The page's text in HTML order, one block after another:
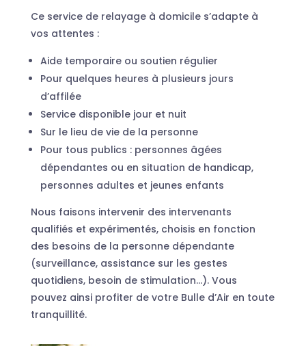
Ce service de relayage à domicile s’adapte à
vos attentes :
Aide temporaire ou soutien régulier
Pour quelques heures à plusieurs jours
d’affilée
Service disponible jour et nuit
Sur le lieu de vie de la personne
Pour tous publics : personnes âgées
dépendantes ou en situation de handicap,
personnes adultes et jeunes enfants
Nous faisons intervenir des intervenants
qualifiés et expérimentés, choisis en fonction
des besoins de la personne dépendante
(surveillance, assistance sur les gestes
quotidiens, besoin de stimulation…). Vous
pouvez ainsi profiter de votre Bulle d’Air en toute
tranquillité.